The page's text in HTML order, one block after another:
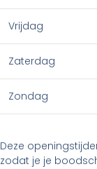
Vrijdag
Zaterdag
Zondag
Deze
zodat je je